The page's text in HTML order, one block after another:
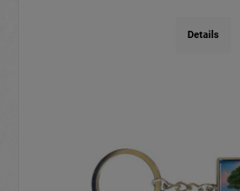
Details